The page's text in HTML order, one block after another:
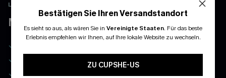
LADEN UND FREISCHALTEN EXKLUSIVE VORTEILE
MEHR ERLEBEN MIT DER APP
Bestätigen Sie Ihren Versandstandort
Es sieht so aus, als wären Sie in Vereinigte Staaten. Für das beste
Erlebnis empfehlen wir Ihnen, auf Ihre lokale Website zu wechseln.
ZU CUPSHE-US